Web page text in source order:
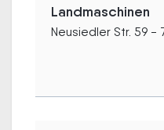
Landmaschinen
Neusiedler Str. 59 -